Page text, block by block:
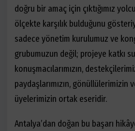
doğru bir amaç için çıktığımız
ölçekte karşılık bulduğunu
sadece yönetim kurulumuz ve
grubumuzun değil; projeye katkı
konuşmacılarımızın,
paydaşlarımızın, gönüllülerimizin
üyelerimizin ortak eseridir.
Antalya’dan doğan bu başarı